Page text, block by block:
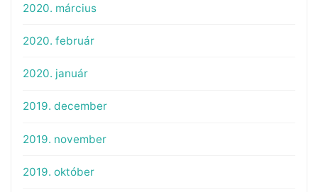
2020. március
2020. február
2020. január
2019. december
2019. november
2019. október